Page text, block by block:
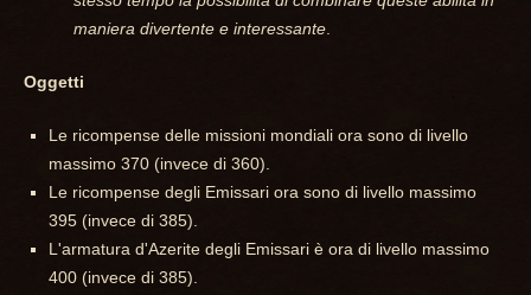
maniera divertente e interessante
Oggetti
Le ricompense delle missioni mondiali ora sono di livello
massimo 370 (invece di 360).
Le ricompense degli Emissari ora sono di livello massimo
395 (invece di 385).
L'armatura d'Azerite degli Emissari è ora di livello massimo
400 (invece di 385).